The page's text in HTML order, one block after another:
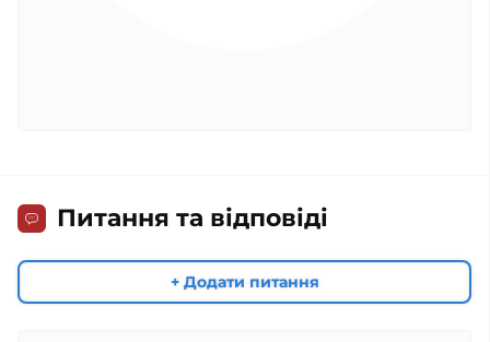
Питання та відповіді
+ Додати питання